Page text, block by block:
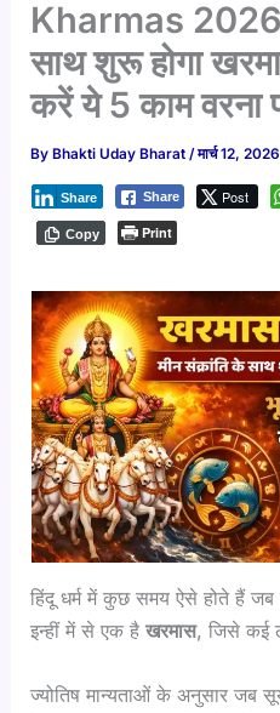
Kharmas
साथ शुरू होगा
करें ये 5 काम वरना
By Bhakti Uday Bharat/मार्च 12, 2026
Share Post
Share
Copy Print
हिंदू धर्म में कुछ समय ऐसे होते हैं जब
इन्हीं में से एक हैखरमास, जिसे कई
ज्योतिष मान्यताओं के अनुसार जब